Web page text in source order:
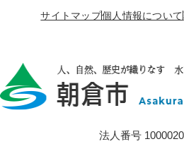
サイトマップ個人情報について
法人番号